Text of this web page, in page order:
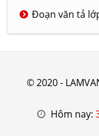
Đoạn văn tả
© 2020 -
Hôm nay: